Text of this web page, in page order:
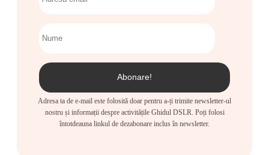
Adresa ta de e-mail este folosită doar pentru a-ți trimite newsletter-ul
nostru și informații despre activitățile Ghidul DSLR. Poți folosi
întotdeauna linkul de dezabonare inclus în newsletter.